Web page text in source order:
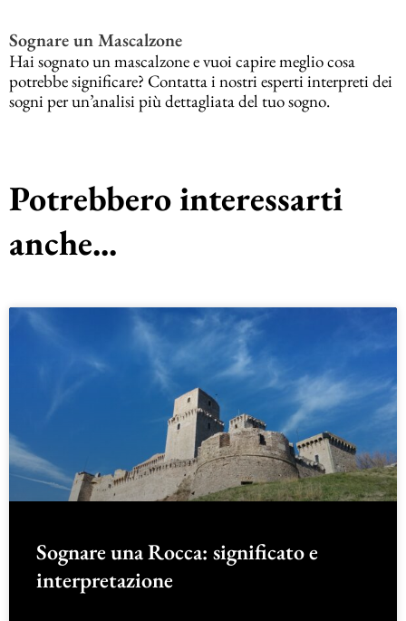
Sognare un Mascalzone
Hai sognato un mascalzone e vuoi capire meglio cosa
potrebbe significare? Contatta i nostri esperti interpreti dei
sogni per un’analisi più dettagliata del tuo sogno.
Potrebbero interessarti
anche...
Sognare una Rocca: significato e
interpretazione